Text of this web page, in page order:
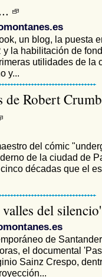
un blog, la puesta
la habilitación de
utilidades de la
y...
de Robert
del cómic
de la ciudad de
décadas que el
valles del
de
el documental
Sainz Crespo,